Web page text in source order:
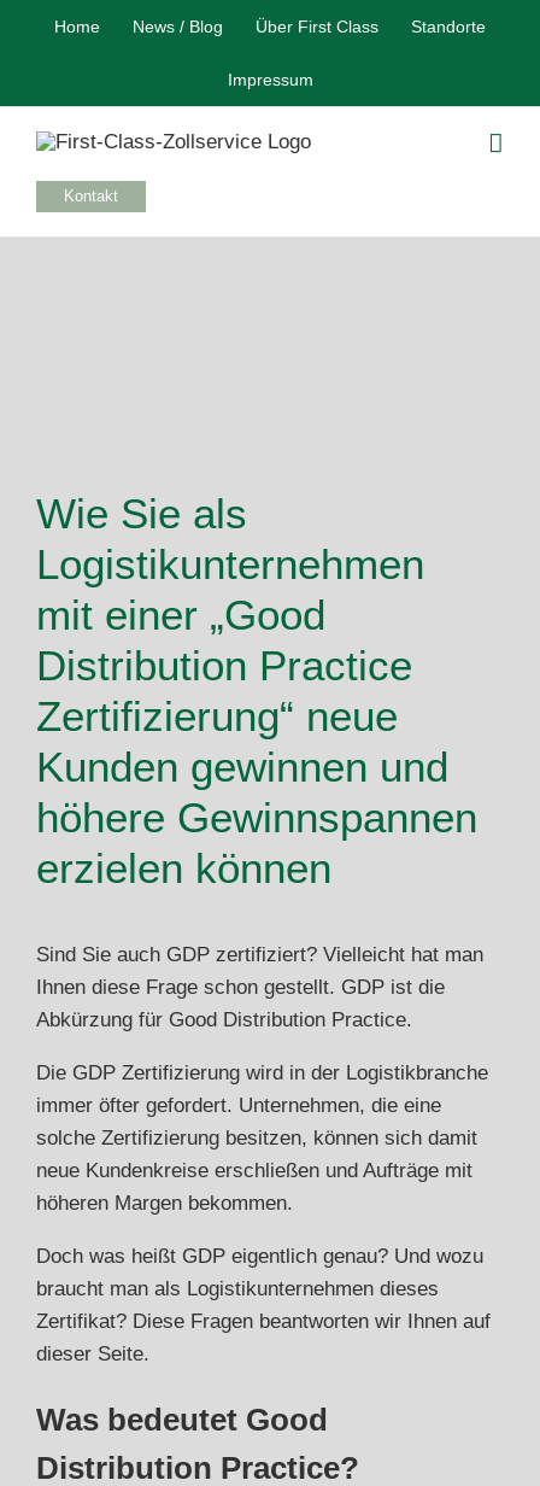
Home News / Blog Über First Class Standorte
Impressum
Kontakt
Wie Sie als
Logistikunternehmen
mit einer „Good
Distribution Practice
Zertifizierung“ neue
Kunden gewinnen und
höhere Gewinnspannen
erzielen können
Sind Sie auch GDP zertifiziert? Vielleicht hat man
Ihnen diese Frage schon gestellt. GDP ist die
Abkürzung für Good Distribution Practice.
Die GDP Zertifizierung wird in der Logistikbranche
immer öfter gefordert. Unternehmen, die eine
solche Zertifizierung besitzen, können sich damit
neue Kundenkreise erschließen und Aufträge mit
höheren Margen bekommen.
Doch was heißt GDP eigentlich genau? Und wozu
braucht man als Logistikunternehmen dieses
Zertifikat? Diese Fragen beantworten wir Ihnen auf
dieser Seite.
Was bedeutet Good
Distribution Practice?